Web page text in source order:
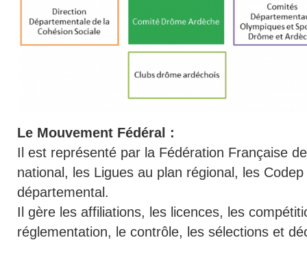
Le Mouvement Fédéral :
Il est représenté par la Fédération Française
national, les Ligues au plan régional, les
départemental.
Il gère les affiliations, les licences, les
réglementation, le contrôle, les sélections et